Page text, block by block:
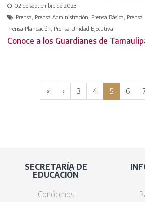
02 de septiembre de 2023
Prensa, Prensa Administración, Prensa Básica, Prensa
Prensa Planeación, Prensa Unidad Ejecutiva
Conoce a los Guardianes de
« ‹ 3 4 5(current)
6 7
SECRETARÍA DE
EDUCACIÓN
Conócenos